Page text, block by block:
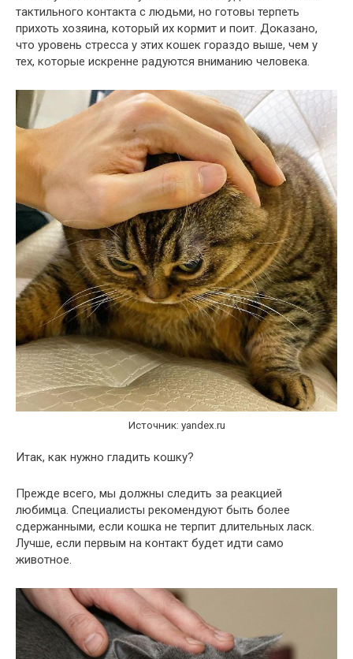
тактильного контакта с людьми, но готовы терпеть
прихоть хозяина, который их кормит и поит. Доказано,
что уровень стресса у этих кошек гораздо выше, чем у
тех, которые искренне радуются вниманию человека.
Источник: yandex.ru
Итак, как нужно гладить кошку?
Прежде всего, мы должны следить за реакцией
любимца. Специалисты рекомендуют быть более
сдержанными, если кошка не терпит длительных ласк.
Лучше, если первым на контакт будет идти само
животное.